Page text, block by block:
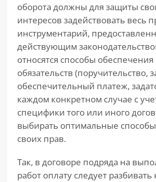
оборота должны для защиты
интересов задействовать весь
инструментарий,
действующим
относятся способы
обязательств (поручительство,
обеспечительный платеж,
каждом конкретном случае с
специфики того или иного
выбирать оптимальные
своих прав.
Так, в договоре подряда на
работ оплату следует разбивать